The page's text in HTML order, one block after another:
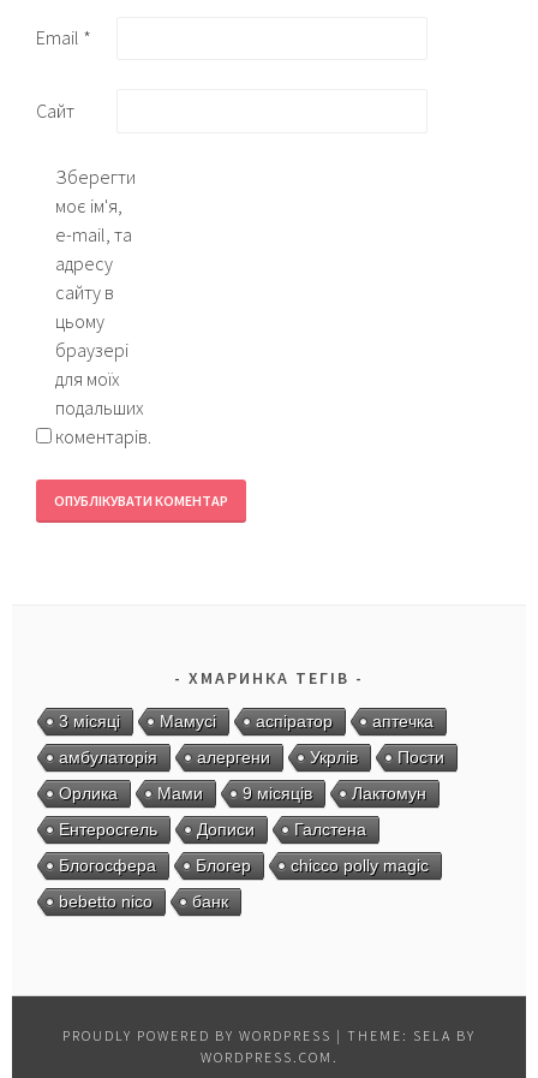
Email *
Сайт
Зберегти
моє ім'я,
e-mail, та
адресу
сайту в
цьому
браузері
для моїх
подальших
коментарів.
ХМАРИНКА ТЕГІВ
3 місяці Мамусі аспіратор
аптечка
амбулаторія
алергени Укрлів
Пости
Орлика
Мами 9 місяців
Лактомун
Ентеросгель
Дописи
Галстена
Блогосфера
Блогер
chicco polly magic
bebetto nico
банк
PROUDLY POWERED BY WORDPRESS | THEME: SELA BY
WORDPRESS.COM .